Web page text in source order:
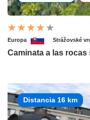
Europa Strážovské
Caminata a las
Distancia 16 km